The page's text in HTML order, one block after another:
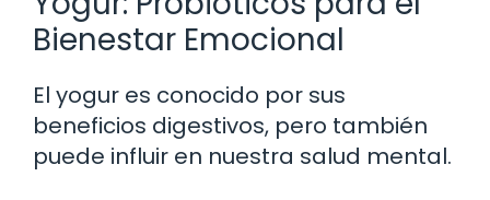
Bienestar Emocional
El yogur es conocido por sus
beneficios digestivos, pero también
puede influir en nuestra salud mental.